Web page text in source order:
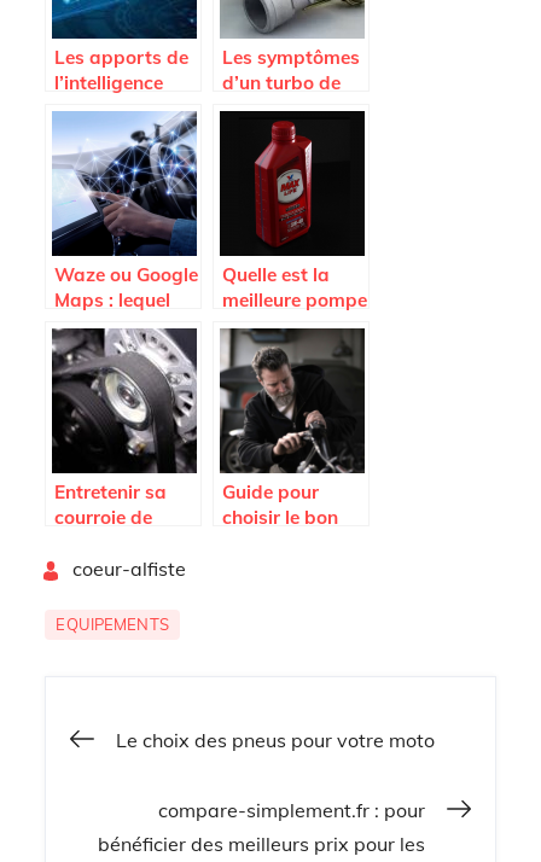
Les apports de
l’intelligence
artificielle dans
le secteur
automobile.
Les symptômes
d’un turbo de
voiture HS et les
causes de
l’endommagem
Waze ou Google
Maps : lequel
est le meilleur
pour vous ?
Quelle est la
meilleure pompe
vidange d’huile
?
Entretenir sa
courroie de
pour preserver
Guide pour
choisir le bon
coeur-alfiste
EQUIPEMENTS
Navigation
Le choix des pneus pour votre moto
compare-simplement.fr : pour
bénéficier des meilleurs prix pour les